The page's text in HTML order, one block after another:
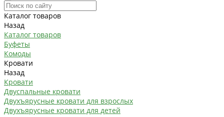
Каталог товаров
Назад
Каталог товаров
Буфеты
Комоды
Кровати
Назад
Кровати
Двуспальные кровати
Двухъярусные кровати для взрослых
Двухъярусные кровати для детей